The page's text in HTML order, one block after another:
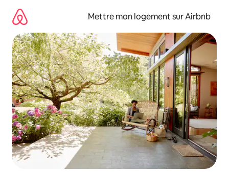
directement
contenu
Mettre mon logement sur Airbnb